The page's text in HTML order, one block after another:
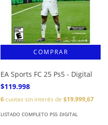
EA Sports FC 25 Ps5 - Digital
$119.998
6cuotas sin interés de $19.999,67
LISTADO COMPLETO PS5 DIGITAL